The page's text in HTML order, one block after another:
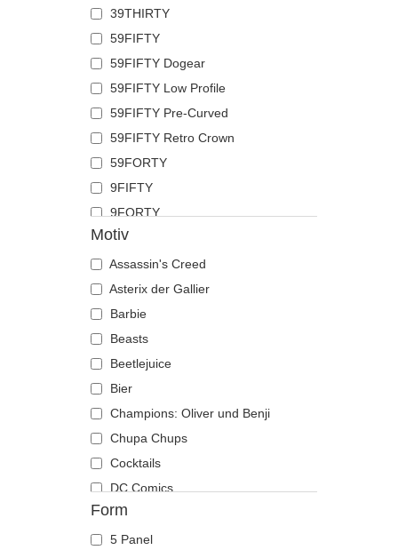
Flamingo
Französische bulldogge
Fuchs
Geier
Gepard
Glühwürmchen
Hahn
Hai
Hirsch
Hund
Katze
Kojote
Krabbe
Krähe
Krokodil
Kuh
Küken
Labrador retriever
Languste
Libelle
Löwe
Löwin
39THIRTY
59FIFTY
59FIFTY Dogear
59FIFTY Low Profile
59FIFTY Pre-Curved
59FIFTY Retro Crown
59FORTY
9FIFTY
9FORTY
9FORTY APEX
9FORTY M-Crown
9SEVENTY
9TWENTY
A Frame
Casual Classic
E Frame
Open Back
Runner
The 90s
The Ball
The Retro
The Snap
Motiv
Assassin's Creed
Asterix der Gallier
Barbie
Beasts
Beetlejuice
Bier
Champions: Oliver und Benji
Chupa Chups
Cocktails
DC Comics
Der Herr der Ringe
Die Schlümpfe
Form
5 Panel